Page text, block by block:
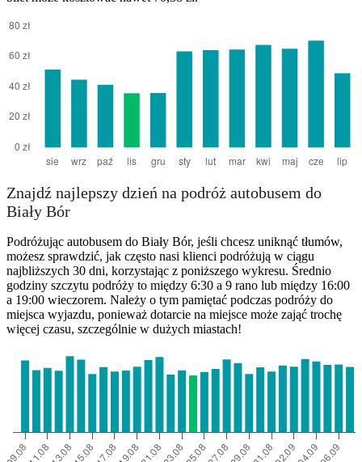
Znajdź najlepszy dzień na podróż autobusem do
Biały Bór
Podróżując autobusem do Biały Bór, jeśli chcesz uniknąć tłumów,
możesz sprawdzić, jak często nasi klienci podróżują w ciągu
najbliższych 30 dni, korzystając z poniższego wykresu. Średnio
godziny szczytu podróży to między 6:30 a 9 rano lub między 16:00
a 19:00 wieczorem. Należy o tym pamiętać podczas podróży do
miejsca wyjazdu, ponieważ dotarcie na miejsce może zająć trochę
więcej czasu, szczególnie w dużych miastach!